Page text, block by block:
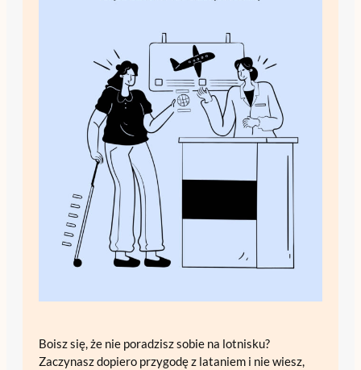
Boisz się, że nie poradzisz sobie na lotnisku?
Zaczynasz dopiero przygodę z lataniem i nie wiesz,